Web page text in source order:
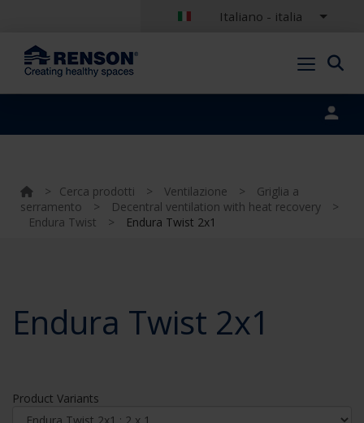
Italiano - italia
> Cerca prodotti > Ventilazione >
Griglia a
serramento
> Decentral ventilation with heat recovery
>
Endura Twist
> Endura Twist 2x1
Endura Twist 2x1
Product Variants